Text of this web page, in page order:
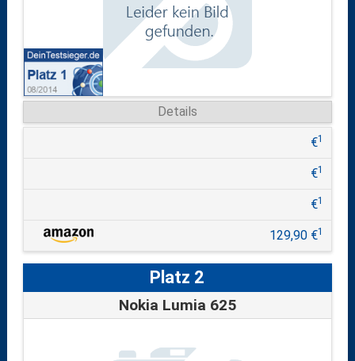
Details
€1
€1
€1
129,90 €1
Platz 2
Nokia Lumia 625